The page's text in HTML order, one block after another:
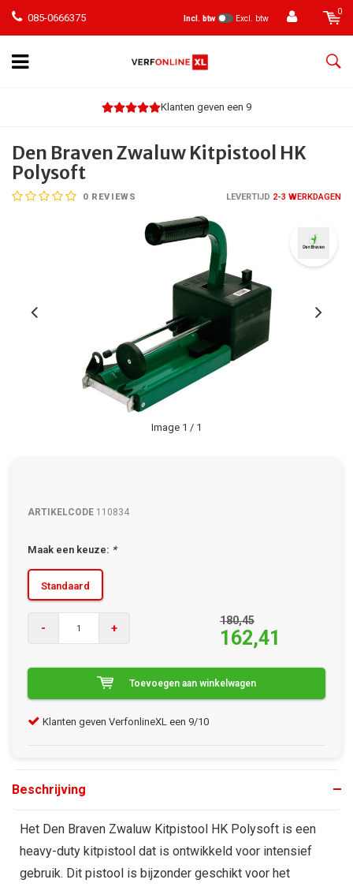
085-0666375 Incl. btw Excl. btw
0
Klanten geven een 9
Den Braven Zwaluw Kitpistool HK
Polysoft
0 REVIEWS LEVERTIJD 2-3 WERKDAGEN
Image 1 / 1
ARTIKELCODE 110834
Maak een keuze: *
Standaard
- +
180,45
162,41
Toevoegen aan winkelwagen
Klanten geven VerfonlineXL een 9/10
Beschrijving
Het Den Braven Zwaluw Kitpistool HK Polysoft is een
heavy-duty kitpistool dat is ontwikkeld voor intensief
gebruik. Dit pistool is bijzonder geschikt voor het